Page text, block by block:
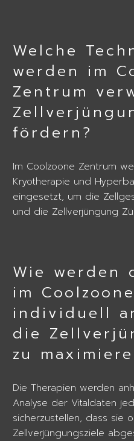
Welche
werden im
Zentrum
fördern?
Im Coolzoone Zentrum
Kryotherapie und
eingesetzt, um die
und die Zellverjüngung
Wie werden
im
individuell
die
zu
Die Therapien werden
Analyse der Vitaldaten
sicherzustellen, dass sie
Zellverjüngungsziele